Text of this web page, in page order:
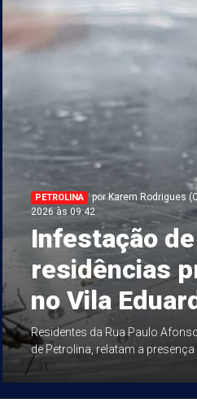
PETROLINA
por Karem Rodrigues
2026 às 09:42
Infestação
residências
no Vila
Residentes da Rua Paulo
de Petrolina, relatam a presença